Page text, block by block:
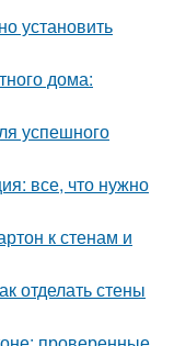
установить
дома:
успешного
все, что нужно
к стенам и
отделать стены